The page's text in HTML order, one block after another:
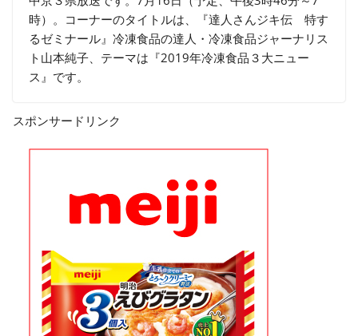
時）。コーナーのタイトルは、『達人さんジキ伝 特す
るゼミナール』冷凍食品の達人・冷凍食品ジャーナリス
ト山本純子、テーマは『2019年冷凍食品３大ニュー
ス』です。
スポンサードリンク